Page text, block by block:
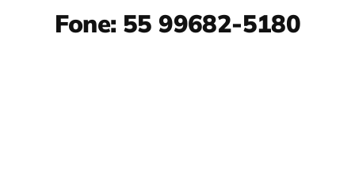
Fone: 55 99682-5180